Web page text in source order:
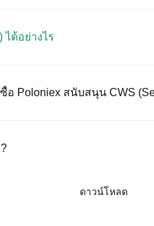
ละเครื่องมือการซื้อขายที่หลากห
กหลาย รวมทั้ง CWS, และให้ค่าธ
สมบูรณ์
เฟียตและคริปโทเคอร์เรนซี
ได้อย่างไร
าพสูงมากมาย
อ Poloniex สนับสนุน CWS
Mastercard) เพื่อซื้อเหรียญเสถียร
รซื้อขายแต่ละบล็อกที่มากกว่า
หรือ USDC
แทนแบบพาสซีฟ
ดาวน์โหลด